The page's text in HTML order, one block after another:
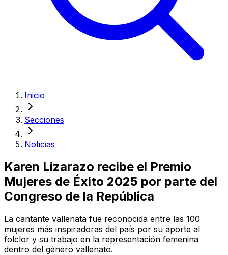
Inicio
Secciones
Noticias
Karen Lizarazo recibe el Premio
Mujeres de Éxito 2025 por parte del
Congreso de la República
La cantante vallenata fue reconocida entre las 100
mujeres más inspiradoras del país por su aporte al
folclor y su trabajo en la representación femenina
dentro del género vallenato.